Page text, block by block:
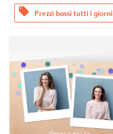
offers Prezzi bassi tutti i giorni